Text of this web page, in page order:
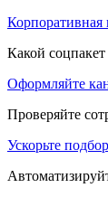
Корпоративная
Какой
Оформляйте
Проверяйте
Ускорьте